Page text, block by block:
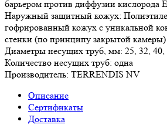
барьером против диффузии кислорода
Наружный защитный кожух:
гофрированный кожух с уникальной
стенки (по принципу закрытой камеры)
Диаметры несущих труб, мм: 25, 32, 40,
Количество несущих труб: одна
Производитель: TERRENDIS NV
Описание
Сертификаты
Доставка